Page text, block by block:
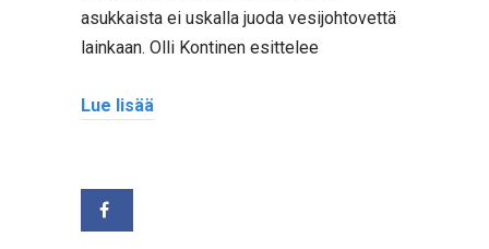
asukkaista ei uskalla juoda vesijohtovettä
lainkaan. Olli Kontinen esittelee
Lue lisää